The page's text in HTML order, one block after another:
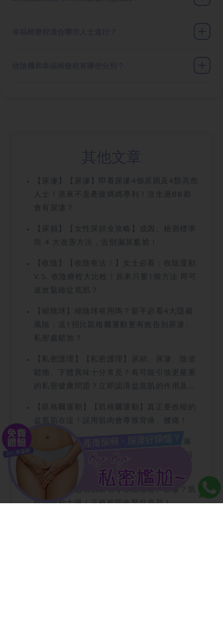
【尿滲】【尿滲】即看尿滲4個原因及4類高危
人士！原來不是產後媽媽專利！沒生過BB都
會有尿滲？
【尿頻】【女性尿頻全攻略】成因、檢測標準
與 4 大改善方法，告別漏尿尷尬！
【收陰】【收陰有法！】女士必看：收陰運動
V.S. 收陰療程大比較！原來只要1個方法 即可
速效緊緻盆底肌？
【縮陰球】縮陰球有用嗎？新手必看4大隱藏
風險：這1招比凱格爾運動更有效告別尿滲、
私密處鬆弛？
【私密護理】【私密護理】尿頻、尿滲、陰道
鬆弛、下體異味十分常見？有可能引致更嚴重
的私密健康問題？立即認清盆底肌的作用及緊
【凱格爾運動】【凱格爾運動】真正要收縮的
盆底肌在這！誤用肌肉會導致背痛、腰痛！
【產後失禁】【產後失禁】生完BB尿滲、漏
尿超可怕！4類人特別容易會失禁？教你一招
重拾身體自主權！
【盆底肌】盆底肌鬆弛令你陰道鬆、尿滲？凱
格爾運動太慢！這療程即收緊盆底肌！